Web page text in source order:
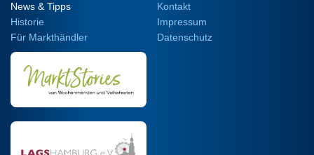
News & Tipps
Historie
Für Markthändler
Kontakt
Impressum
Datenschutz